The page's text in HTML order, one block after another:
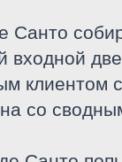
входной
клиентом
со